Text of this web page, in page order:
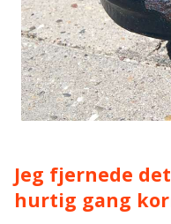
Jeg fjernede
hurtig gang